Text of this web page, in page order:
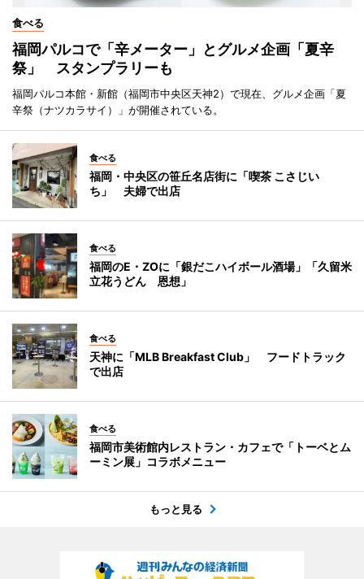
食べる
福岡パルコで「辛メーター」とグルメ企画「夏辛
祭」 スタンプラリーも
福岡パルコ本館・新館（福岡市中央区天神2）で現在、グルメ企画「夏
辛祭（ナツカラサイ）」が開催されている。
食べる
福岡・中央区の笹丘名店街に「喫茶 こさじい
ち」 夫婦で出店
食べる
福岡のE・ZOに「銀だこハイボール酒場」「久留米
立花うどん 恩想」
食べる
天神に「MLB Breakfast Club」 フードトラック
で出店
食べる
福岡市美術館内レストラン・カフェで「トーベとム
ーミン展」コラボメニュー
もっと見る